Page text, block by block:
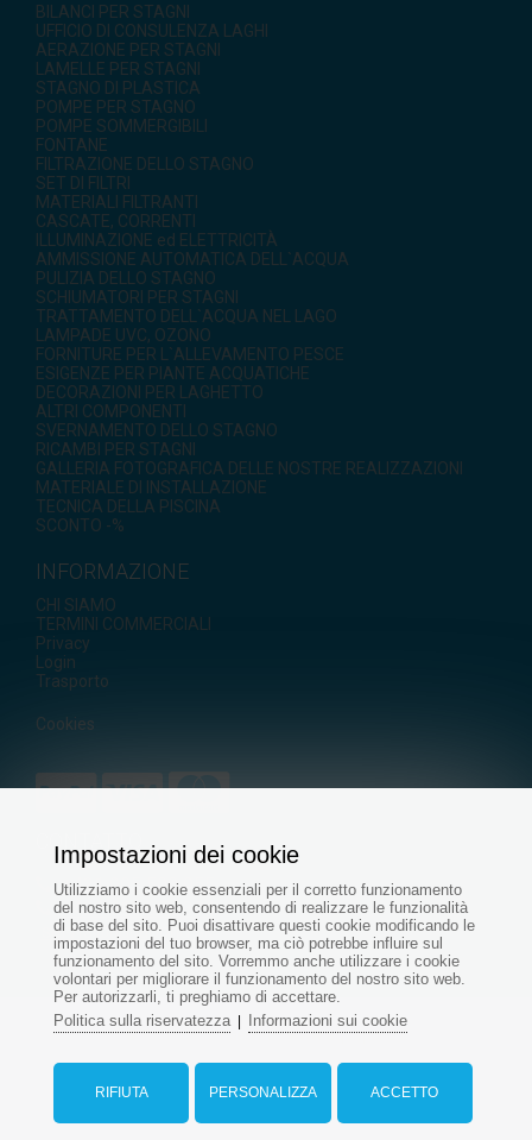
BILANCI PER STAGNI
UFFICIO DI CONSULENZA LAGHI
AERAZIONE PER STAGNI
LAMELLE PER STAGNI
STAGNO DI PLASTICA
POMPE PER STAGNO
POMPE SOMMERGIBILI
FONTANE
FILTRAZIONE DELLO STAGNO
SET DI FILTRI
MATERIALI FILTRANTI
CASCATE, CORRENTI
ILLUMINAZIONE ed ELETTRICITÀ
AMMISSIONE AUTOMATICA DELL`ACQUA
PULIZIA DELLO STAGNO
SCHIUMATORI PER STAGNI
TRATTAMENTO DELL`ACQUA NEL LAGO
LAMPADE UVC, OZONO
FORNITURE PER L`ALLEVAMENTO PESCE
ESIGENZE PER PIANTE ACQUATICHE
DECORAZIONI PER LAGHETTO
ALTRI COMPONENTI
SVERNAMENTO DELLO STAGNO
RICAMBI PER STAGNI
GALLERIA FOTOGRAFICA DELLE NOSTRE REALIZZAZIONI
MATERIALE DI INSTALLAZIONE
TECNICA DELLA PISCINA
SCONTO -%
INFORMAZIONE
CHI SIAMO
TERMINI COMMERCIALI
Privacy
Login
Trasporto
Cookies
CONTATTO
+421905 500 955
+421 915 696 394
servis@aquapond.sk
© Tutti i diritti riservati - www.aquapond.it
Web designdi
Impostazioni dei cookie
Utilizziamo i cookie essenziali per il corretto funzionamento
del nostro sito web, consentendo di realizzare le funzionalità
di base del sito. Puoi disattivare questi cookie modificando le
impostazioni del tuo browser, ma ciò potrebbe influire sul
funzionamento del sito. Vorremmo anche utilizzare i cookie
volontari per migliorare il funzionamento del nostro sito web.
Per autorizzarli, ti preghiamo di accettare.
Politica sulla riservatezza| Informazioni sui cookie
ACCETTO
PERSONALIZZA
RIFIUTA